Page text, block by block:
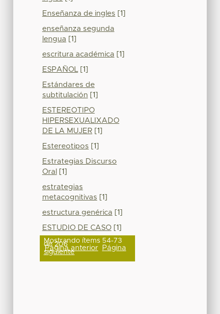
Enseñanza de ingles [1]
enseñanza segunda
lengua [1]
escritura académica [1]
ESPAÑOL [1]
Estándares de
subtitulación [1]
ESTEREOTIPO
HIPERSEXUALIXADO
DE LA MUJER[1]
Estereotipos [1]
Estrategias Discurso
Oral
[1]
estrategias
metacognitivas [1]
estructura genérica [1]
ESTUDIO DE CASO[1]
Mostrando ítems 54-73
de 206
Página anterior Página
siguiente